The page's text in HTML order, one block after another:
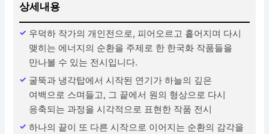
상세내용
우덕하 작가의 개인전으로, 피어오르고 흩어지며 다시
맺히는 에너지의 순환을 주제로 한 한국화 작품들을
만나볼 수 있는 전시입니다.
굴뚝과 냉각탑에서 시작된 연기가 하늘의 깊은
여백으로 스며들고, 그 끝에서 원의 형상으로 다시
응축되는 과정을 시각적으로 표현한 작품 전시
하나의 끝이 또 다른 시작으로 이어지는 순환의 감각을